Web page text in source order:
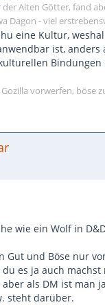
Alten Götter, fand
Dagon - viel
eine Kultur,
ist, anders
Bindungen
vorwerfen, böse
wie ein Wolf in
Gut und Böse nur
es ja auch machst
als DM ist man
steht darüber.